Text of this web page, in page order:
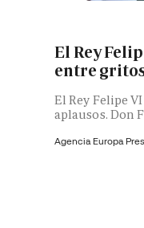
El Rey
entre
El Rey Felipe
aplausos. Don
Agencia Europa